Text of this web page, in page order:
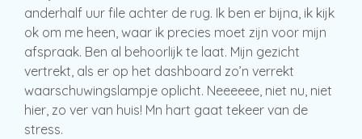
anderhalf uur file achter de rug. Ik ben er bijna, ik kijk
ok om me heen, waar ik precies moet zijn voor mijn
afspraak. Ben al behoorlijk te laat. Mijn gezicht
vertrekt, als er op het dashboard zo’n verrekt
waarschuwingslampje oplicht. Neeeeee, niet nu, niet
hier, zo ver van huis! Mn hart gaat tekeer van de
stress.